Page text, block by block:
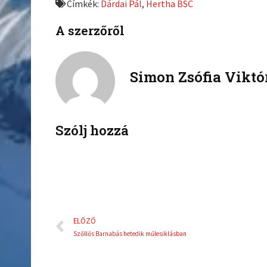
o
f
b
t
t
Címkék: Dárdai Pál, Hertha BSC
A szerzőről
Simon Zsófia
Szólj hozzá
Előző
ELŐZŐ
Szőllős Barnabás hetedik műlesiklásban